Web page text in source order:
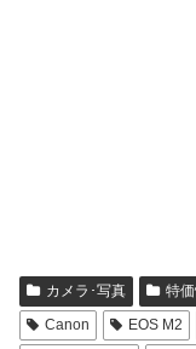
カメラ･写真 特
Canon
EOS M2